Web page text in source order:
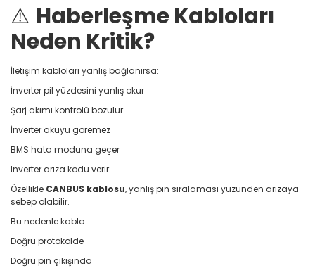
⚠️ Haberleşme Kabloları
Neden Kritik?
İletişim kabloları yanlış bağlanırsa:
İnverter pil yüzdesini yanlış okur
Şarj akımı kontrolü bozulur
İnverter aküyü göremez
BMS hata moduna geçer
Inverter arıza kodu verir
Özellikle CANBUS kablosu, yanlış pin sıralaması yüzünden arızaya
sebep olabilir.
Bu nedenle kablo:
Doğru protokolde
Doğru pin çıkışında